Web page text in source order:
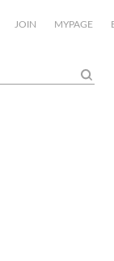
JOIN MYPAGE